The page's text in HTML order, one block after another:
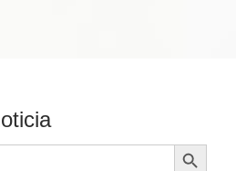
Botón de búsqueda